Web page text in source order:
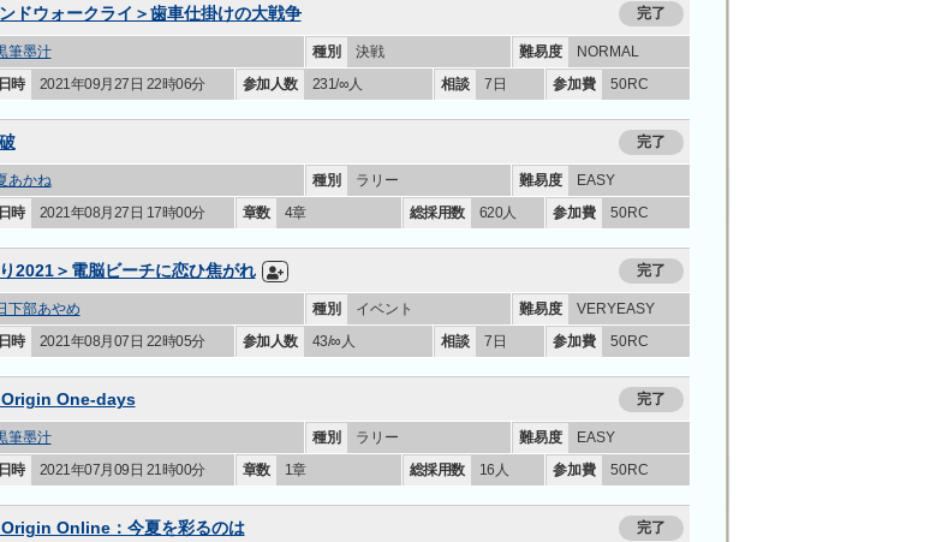
ドウォークライ＞歯車仕掛けの大戦争 完了
筆墨汁 種別 決戦 難易度
NORMAL
時
2021年09月27日 22時06分 参加人数 231/∞人 相談 7日 参加費 50RC
完了
あかね 種別 ラリー 難易度
EASY
時
2021年08月27日 17時00分 章数 4章 総採用数 620人 参加費 50RC
2021＞電脳ビーチに恋ひ焦がれ 完了
下部あやめ 種別 イベント 難易度
VERYEASY
時
2021年08月07日 22時05分 参加人数 43/∞人 相談 7日 参加費 50RC
One-days 完了
筆墨汁 種別 ラリー 難易度
EASY
時
2021年07月09日 21時00分 章数 1章 総採用数 16人 参加費 50RC
Online：今夏を彩るのは 完了